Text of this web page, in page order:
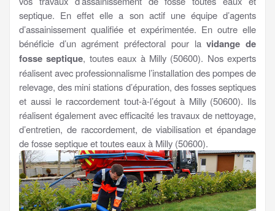
septique. En effet elle a son actif une équipe d’agents
d’assainissement qualifiée et expérimentée. En outre elle
bénéficie d’un agrément préfectoral pour lavidange de
fosse septique, toutes eaux à Milly (50600). Nos experts
réalisent avec professionnalisme l’installation des pompes de
relevage, des mini stations d’épuration, des fosses septiques
et aussi le raccordement tout-à-l’égout à Milly (50600). Ils
réalisent également avec efficacité les travaux de nettoyage,
d’entretien, de raccordement, de viabilisation et épandage
de fosse septique et toutes eaux à Milly (50600).